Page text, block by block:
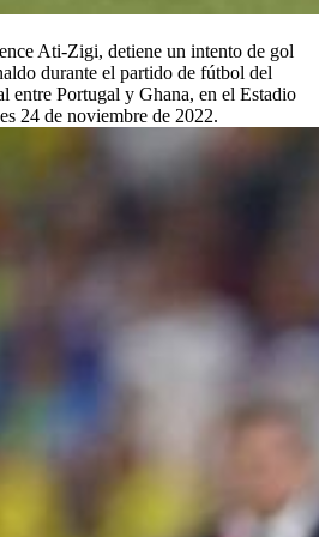
Ati-Zigi, detiene un intento de gol
durante el partido de fútbol del
entre Portugal y Ghana, en el Estadio
24 de noviembre de 2022.